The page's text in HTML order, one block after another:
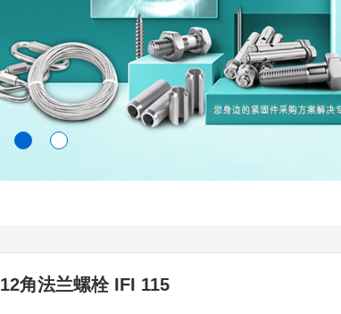
12角法兰螺栓 IFI 115